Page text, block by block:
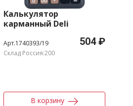
Калькулятор
карманный Deli
разр.
Арт.1740393/19 504 ₽
Склад Россия:200
В корзину